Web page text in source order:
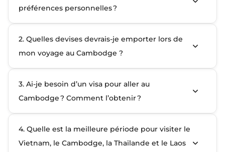
préférences personnelles ?
2. Quelles devises devrais-je emporter lors de
mon voyage au Cambodge ?
3. Ai‑je besoin d’un visa pour aller au
Cambodge ? Comment l’obtenir ?
4. Quelle est la meilleure période pour visiter le
Vietnam, le Cambodge, la Thaïlande et le Laos